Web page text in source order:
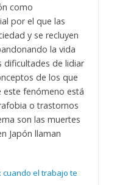
como
por el que las
y se recluyen
la vida
dificultades de lidiar
de los que
este fenómeno está
o trastornos
son las muertes
Japón llaman
cuando el trabajo te